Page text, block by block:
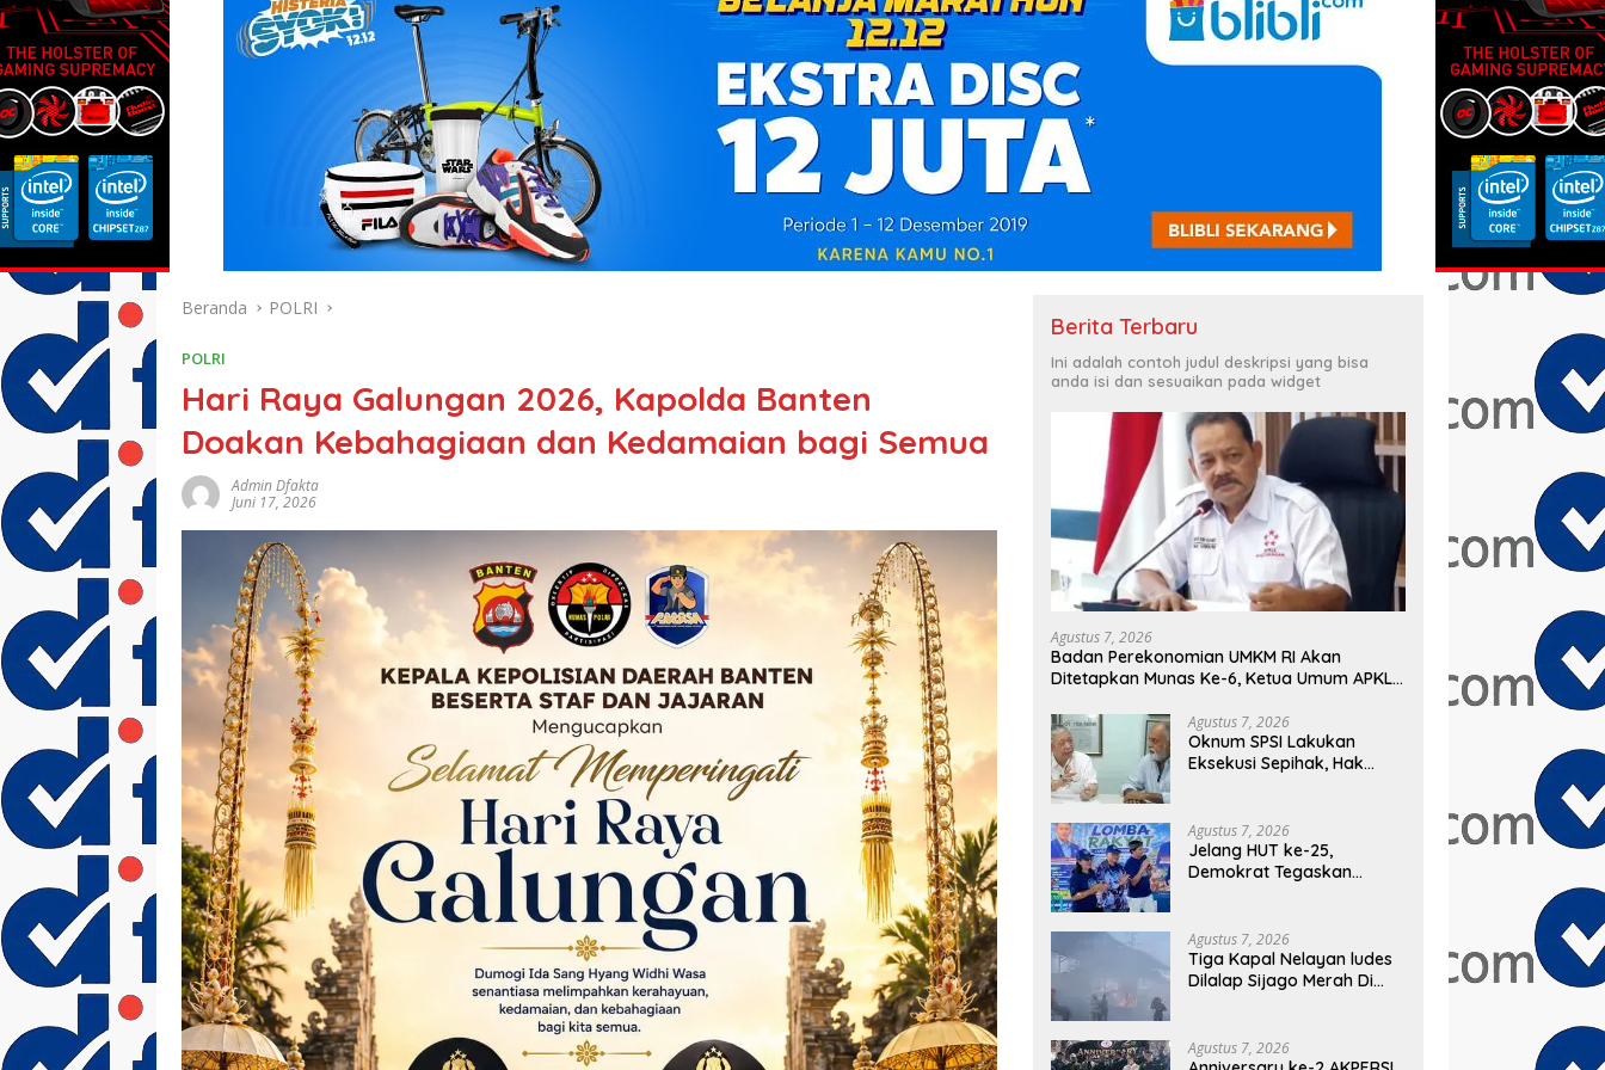
Beranda POLRI
POLRI
Hari Raya Galungan 2026, Kapolda Banten
Doakan Kebahagiaan dan Kedamaian bagi Semua
Admin Dfakta
Juni 17, 2026
Berita Terbaru
Ini adalah contoh judul deskripsi yang bisa
anda isi dan sesuaikan pada widget
Agustus 7, 2026
Badan Perekonomian UMKM RI Akan
Ditetapkan Munas Ke-6, Ketua Umum APKLI-
Agustus 7, 2026
Oknum SPSI Lakukan
Eksekusi Sepihak, Hak
Terabaikan
Agustus 7, 2026
Jelang HUT ke-25,
Demokrat Tegaskan
Langit Biru
Agustus 7, 2026
Tiga Kapal Nelayan ludes
Dilalap Sijago Merah Di
Agustus 7, 2026